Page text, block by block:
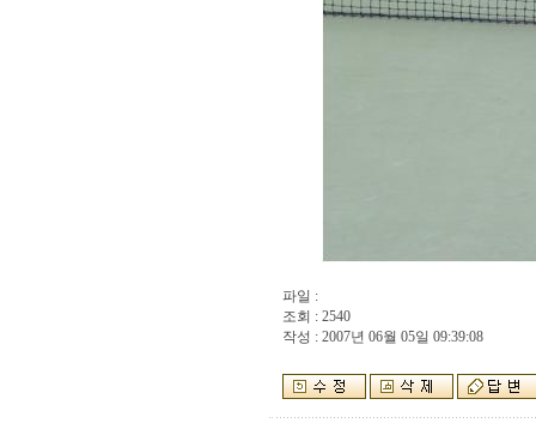
파일 :
조회 : 2540
작성 : 2007년 06월 05일 09:39:08